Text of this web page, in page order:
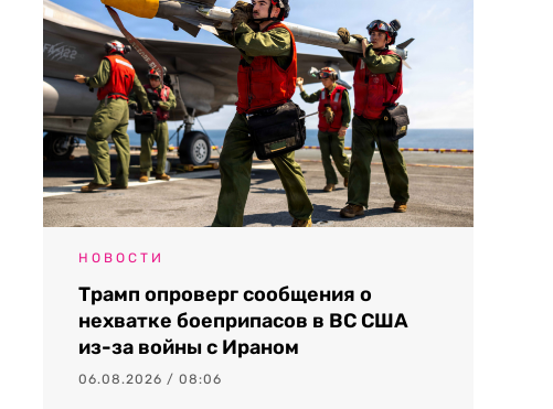
НОВОСТИ
Трамп опроверг сообщения о
нехватке боеприпасов в ВС США
из-за войны с Ираном
06.08.2026 / 08:06